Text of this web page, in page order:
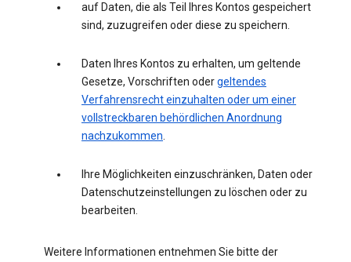
auf Daten, die als Teil Ihres Kontos gespeichert
sind, zuzugreifen oder diese zu speichern.
Daten Ihres Kontos zu erhalten, um geltende
Gesetze, Vorschriften odergeltendes
Verfahrensrecht einzuhalten oder um einer
vollstreckbaren behördlichen Anordnung
nachzukommen.
Ihre Möglichkeiten einzuschränken, Daten oder
Datenschutzeinstellungen zu löschen oder zu
bearbeiten.
Weitere Informationen entnehmen Sie bitte der